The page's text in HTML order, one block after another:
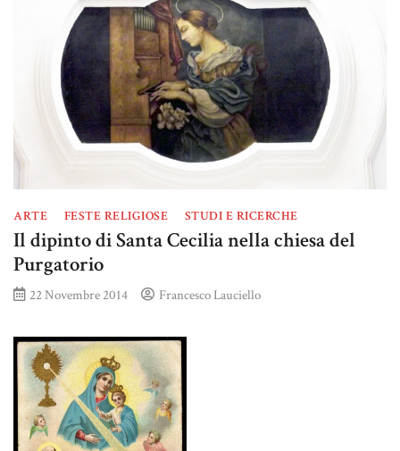
ARTE FESTE RELIGIOSE STUDI E RICERCHE
Il dipinto di Santa Cecilia nella chiesa del
Purgatorio
22 Novembre 2014 Francesco Lauciello